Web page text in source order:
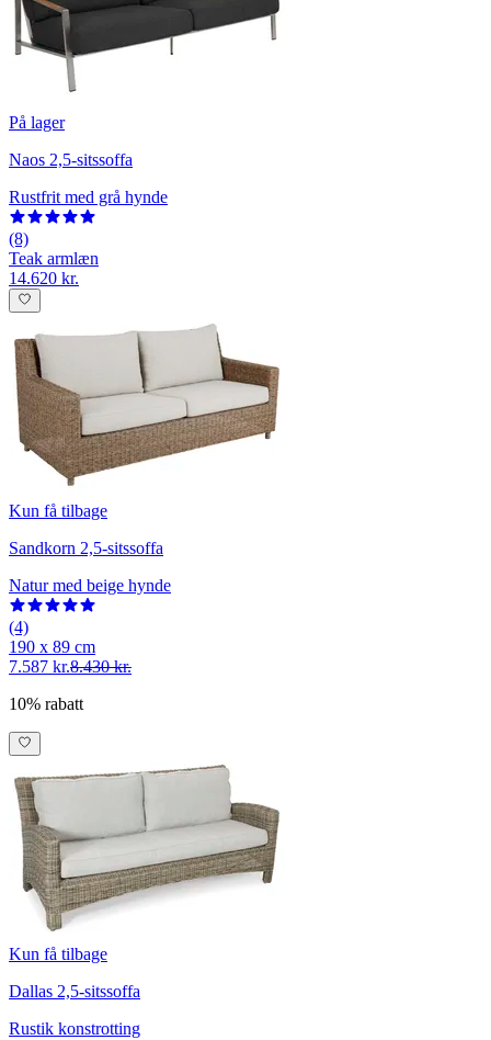
På lager
Naos 2,5-sitssoffa
Rustfrit med grå hynde
(8)
Teak armlæn
14.620 kr.
Kun få tilbage
Sandkorn 2,5-sitssoffa
Natur med beige hynde
(4)
190 x 89 cm
7.587 kr.8.430 kr.
10% rabatt
Kun få tilbage
Dallas 2,5-sitssoffa
Rustik konstrotting